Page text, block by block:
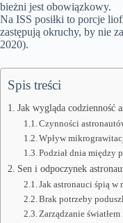
bieżni jest obowiązkowy.
Na ISS posiłki to porcje
zastępują okruchy, by nie
2020).
Spis treści
Jak wygląda codzienność
Czynności
Wpływ
Podział dnia między
Sen i odpoczynek
Jak astronauci śpią
Brak potrzeby
Zarządzanie światłem